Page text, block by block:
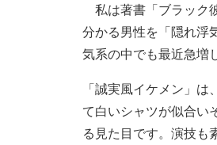
私は著書「ブラック
分かる男性を「隠れ浮
気系の中でも最近急増
「誠実風イケメン」
て白いシャツが似合い
る見た目です。演技も